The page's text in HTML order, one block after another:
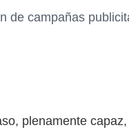
de campañas
plenamente